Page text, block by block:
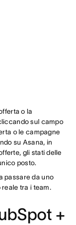
o la
sul campo
o le campagne
su Asana, in
gli stati delle
posto.
passare da uno
tra i team.
+